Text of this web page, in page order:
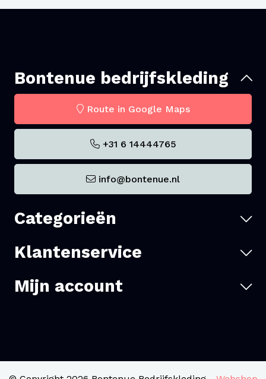
Bontenue bedrijfskleding
Route in Google Maps
+31 6 14444765
info@bontenue.nl
Categorieën
Klantenservice
Mijn account